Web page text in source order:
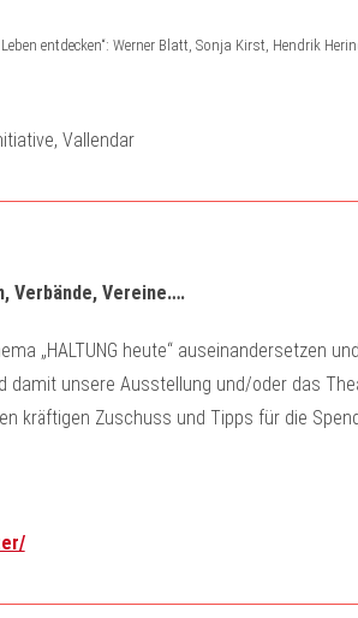
entdecken“: Werner Blatt, Sonja Kirst, Hendrik
Vallendar
Verbände, Vereine….
„HALTUNG heute“ auseinandersetzen
damit unsere Ausstellung und/oder das
kräftigen Zuschuss und Tipps für die